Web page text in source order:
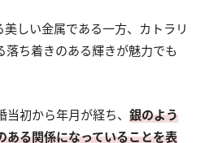
しい金属である一方、カトラリ
落ち着きのある輝きが魅力でも
初から年月が経ち、 銀のよう
ある関係になっていることを表